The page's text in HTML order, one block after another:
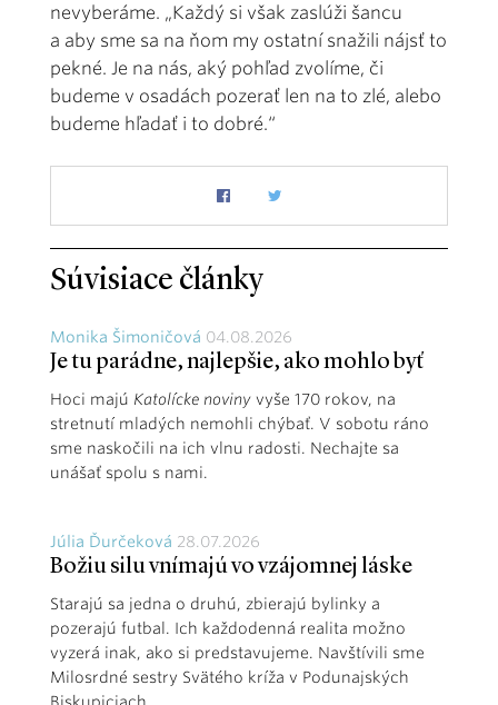
nevyberáme. „Každý si však zaslúži šancu
a aby sme sa na ňom my ostatní snažili nájsť to
pekné. Je na nás, aký pohľad zvolíme, či
budeme v osadách pozerať len na to zlé, alebo
budeme hľadať i to dobré.“
Súvisiace články
Monika Šimoničová 04.08.2026
Je tu parádne, najlepšie, ako mohlo byť
Hoci majú Katolícke noviny vyše 170 rokov, na
stretnutí mladých nemohli chýbať. V sobotu ráno
sme naskočili na ich vlnu radosti. Nechajte sa
unášať spolu s nami.
Júlia Ďurčeková 28.07.2026
Božiu silu vnímajú vo vzájomnej láske
Starajú sa jedna o druhú, zbierajú bylinky a
pozerajú futbal. Ich každodenná realita možno
vyzerá inak, ako si predstavujeme. Navštívili sme
Milosrdné sestry Svätého kríža v Podunajských